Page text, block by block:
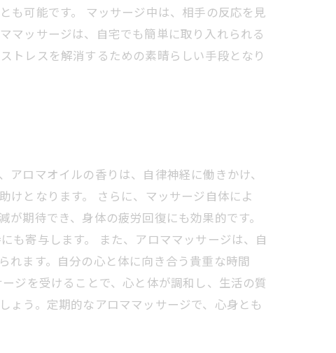
も可能です。 マッサージ中は、相手の反応を見
マッサージは、自宅でも簡単に取り入れられる
トレスを解消するための素晴らしい手段となり
ロマオイルの香りは、自律神経に働きかけ、
けとなります。 さらに、マッサージ自体によ
期待でき、身体の疲労回復にも効果的です。
も寄与します。 また、アロママッサージは、自
れます。自分の心と体に向き合う貴重な時間
ジを受けることで、心と体が調和し、生活の質
ょう。定期的なアロママッサージで、心身とも